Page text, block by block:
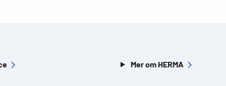
Mer om HERMA